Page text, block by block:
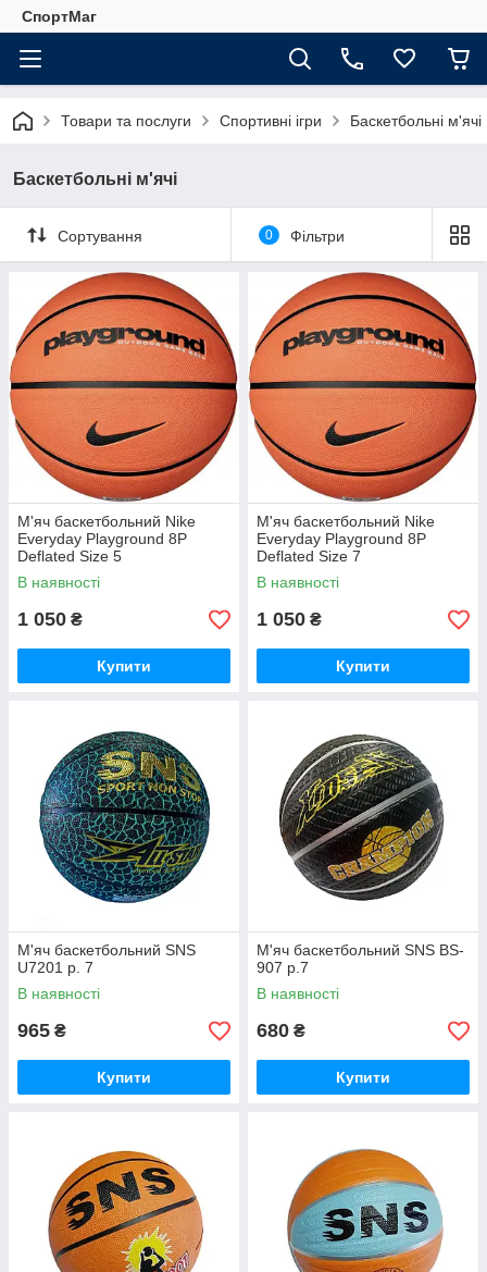
СпортМаг
Товари та послуги Спортивні ігри Баскетбольні м'ячі
Баскетбольні м'ячі
Сортування 0 Фільтри
М'яч баскетбольний Nike
Everyday Playground 8P
Deflated Size 5
В наявності
1 050 ₴
Купити
М'яч баскетбольний Nike
Everyday Playground 8P
Deflated Size 7
В наявності
1 050 ₴
Купити
М'яч баскетбольний SNS
U7201 р. 7
В наявності
965 ₴
Купити
М'яч баскетбольний SNS BS-
907 р.7
В наявності
680 ₴
Купити